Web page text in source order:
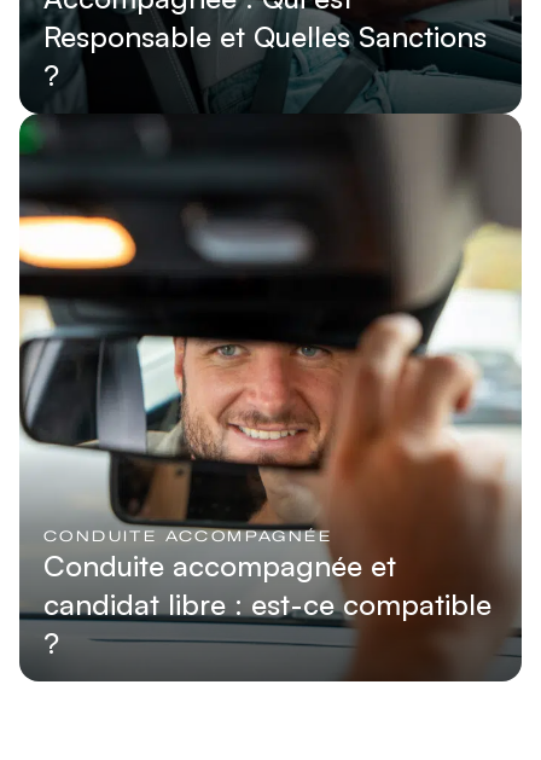
Responsable et Quelles Sanctions
?
Lire l'article
CONDUITE ACCOMPAGNÉE
Conduite accompagnée et
candidat libre : est-ce compatible
?